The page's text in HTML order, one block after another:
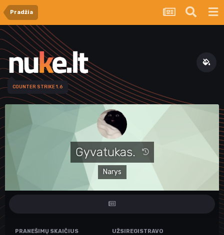
Pradžia
COUNTER STRIKE 1.6
Gyvatukas.
Narys
PRANEŠIMŲ SKAIČIUS UŽSIREGISTRAVO